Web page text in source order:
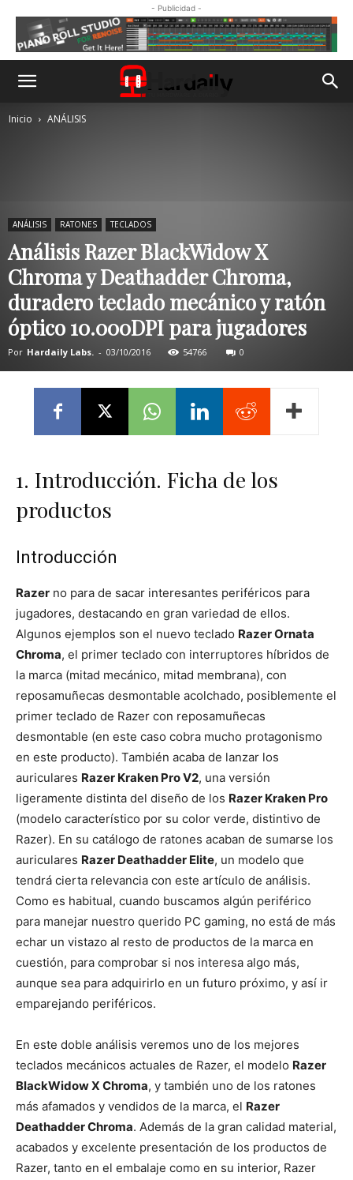
- Publicidad -
Inicio ANÁLISIS
ANÁLISIS RATONES TECLADOS
Análisis Razer BlackWidow X
Chroma y Deathadder Chroma,
duradero teclado mecánico y ratón
óptico 10.000DPI para jugadores
Por Hardaily Labs. - 03/10/2016 54766 0
1. Introducción. Ficha de los
productos
Introducción
Razer no para de sacar interesantes periféricos para
jugadores, destacando en gran variedad de ellos.
Algunos ejemplos son el nuevo teclado Razer Ornata
Chroma, el primer teclado con interruptores híbridos de
la marca (mitad mecánico, mitad membrana), con
reposamuñecas desmontable acolchado, posiblemente el
primer teclado de Razer con reposamuñecas
desmontable (en este caso cobra mucho protagonismo
en este producto). También acaba de lanzar los
auriculares Razer Kraken Pro V2, una versión
ligeramente distinta del diseño de los Razer Kraken Pro
(modelo característico por su color verde, distintivo de
Razer). En su catálogo de ratones acaban de sumarse los
auriculares Razer Deathadder Elite, un modelo que
tendrá cierta relevancia con este artículo de análisis.
Como es habitual, cuando buscamos algún periférico
para manejar nuestro querido PC gaming, no está de más
echar un vistazo al resto de productos de la marca en
cuestión, para comprobar si nos interesa algo más,
aunque sea para adquirirlo en un futuro próximo, y así ir
emparejando periféricos.
En este doble análisis veremos uno de los mejores
teclados mecánicos actuales de Razer, el modelo Razer
BlackWidow X Chroma, y también uno de los ratones
más afamados y vendidos de la marca, el Razer
Deathadder Chroma. Además de la gran calidad material,
acabados y excelente presentación de los productos de
Razer, tanto en el embalaje como en su interior, Razer